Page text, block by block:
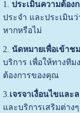
1. ประเมินความต้อง
ประจำ และประเมิน
หากหรือไม่
2. นัดหมายเพื่อเข้าช
บริการ เพื่อให้ทางที
ต้องการของคุณ
3.เจรจาเงื่อนไขแล
และบริการเสริมต่าง